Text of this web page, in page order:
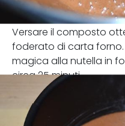
Versare il composto
foderato di carta
magica alla nutella in
circa 25 minuti.